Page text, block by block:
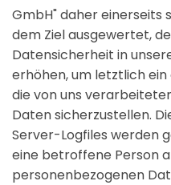
GmbH" daher
dem Ziel ausgewertet,
Datensicherheit in
erhöhen, um letztlich
die von uns
Daten sicherzustellen.
Server-Logfiles werden
eine betroffene Person
personenbezogenen